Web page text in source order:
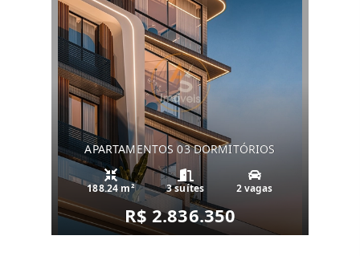
APARTAMENTOS 03 DORMITÓRIOS
188.24 m² 3 suítes 2 vagas
R$ 2.836.350